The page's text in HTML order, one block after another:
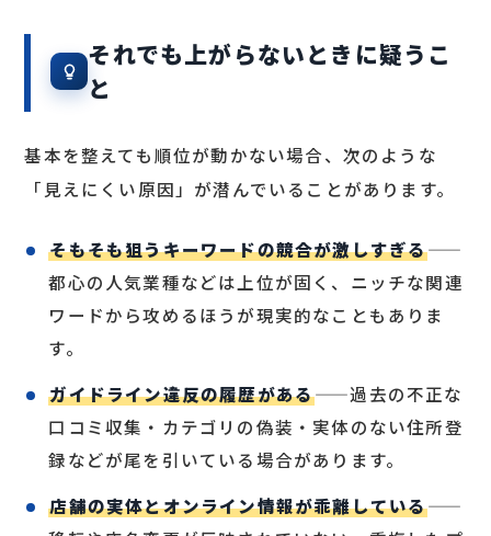
それでも上がらないときに疑うこ
と
基本を整えても順位が動かない場合、次のような
「見えにくい原因」が潜んでいることがあります。
そもそも狙うキーワードの競合が激しすぎる——
都心の人気業種などは上位が固く、ニッチな関連
ワードから攻めるほうが現実的なこともありま
す。
ガイドライン違反の履歴がある——過去の不正な
口コミ収集・カテゴリの偽装・実体のない住所登
録などが尾を引いている場合があります。
店舗の実体とオンライン情報が乖離している——